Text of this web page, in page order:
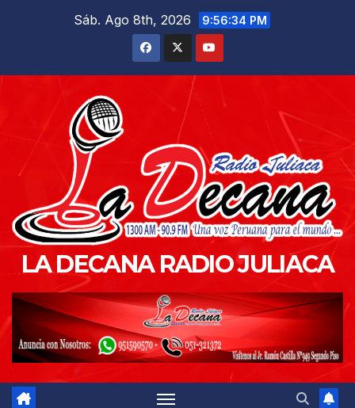
Sáb. Ago 8th, 2026 9:56:36 PM
LA DECANA RADIO JULIACA